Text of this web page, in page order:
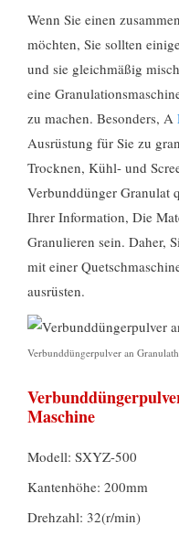
Wenn Sie einen
möchten, Sie sollten
und sie gleichmäßig
eine
zu machen. Besonders, A
Ausrüstung für Sie zu
Trocknen, Kühl- und
Verbunddünger Granulat
Ihrer Information, Die
Granulieren sein. Daher,
mit einer
ausrüsten.
Verbunddüngerpulver an
Maschine
Modell: SXYZ-500
Kantenhöhe: 200mm
Drehzahl: 32(r/min)